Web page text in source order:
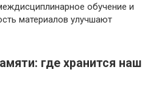
обучение и
материалов улучшают
где хранится наш